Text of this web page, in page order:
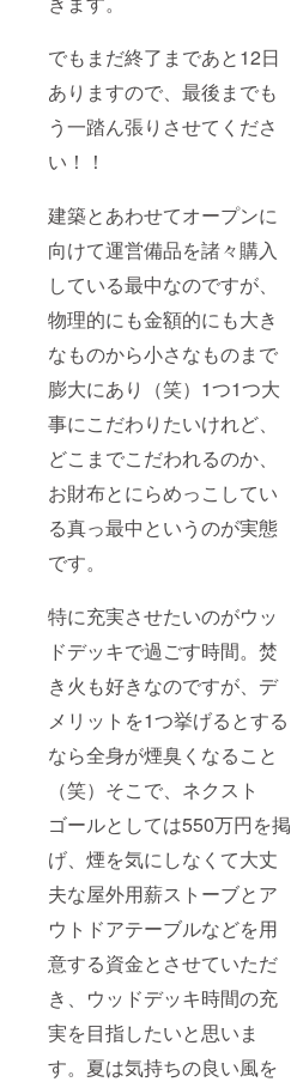
でもまだ終了まであと12日
ありますので、最後までも
う一踏ん張りさせてくださ
い！！
建築とあわせてオープンに
向けて運営備品を諸々購入
している最中なのですが、
物理的にも金額的にも大き
なものから小さなものまで
膨大にあり（笑）1つ1つ大
事にこだわりたいけれど、
どこまでこだわれるのか、
お財布とにらめっこしてい
る真っ最中というのが実態
です。
特に充実させたいのがウッ
ドデッキで過ごす時間。焚
き火も好きなのですが、デ
メリットを1つ挙げるとする
なら全身が煙臭くなること
（笑）そこで、ネクスト
ゴールとしては550万円を掲
げ、煙を気にしなくて大丈
夫な屋外用薪ストーブとア
ウトドアテーブルなどを用
意する資金とさせていただ
き、ウッドデッキ時間の充
実を目指したいと思いま
す。夏は気持ちの良い風を